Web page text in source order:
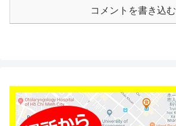
コメントを書き込む